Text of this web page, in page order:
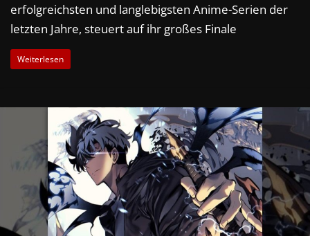
erfolgreichsten und langlebigsten Anime-Serien der
letzten Jahre, steuert auf ihr großes Finale
Weiterlesen